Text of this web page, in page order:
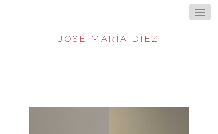
JOSÉ MARÍA DÍEZ